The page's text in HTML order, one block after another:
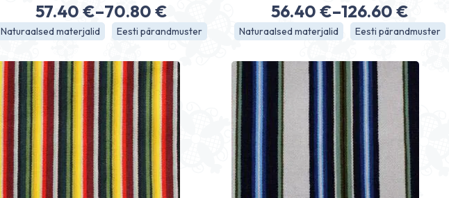
57.40 €–70.80 €
Hinnavahemik:
57.40 €
kuni
70.80 €
Naturaalsed materjalid Eesti pärandmuster
56.40€–126.60€
56.40 €
kuni
126.60 €
Naturaalsed materjalid Eesti pärandmuster